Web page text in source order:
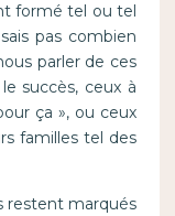
formé tel ou tel
pas combien
parler de ces
succès, ceux à
ça », ou ceux
familles tel des
restent marqués